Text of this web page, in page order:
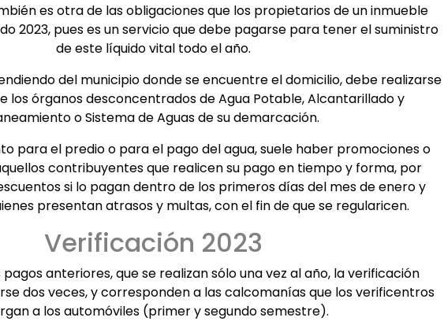
es otra de las obligaciones que los propietarios de un inmueble
2023, pues es un servicio que debe pagarse para tener el suministro
de este líquido vital todo el año.
del municipio donde se encuentre el domicilio, debe realizarse
los órganos desconcentrados de Agua Potable, Alcantarillado y
o Sistema de Aguas de su demarcación.
para el predio o para el pago del agua, suele haber promociones o
contribuyentes que realicen su pago en tiempo y forma, por
si lo pagan dentro de los primeros días del mes de enero y
presentan atrasos y multas, con el fin de que se regularicen.
Verificación 2023
anteriores, que se realizan sólo una vez al año, la verificación
dos veces, y corresponden a las calcomanías que los verificentros
a los automóviles (primer y segundo semestre).